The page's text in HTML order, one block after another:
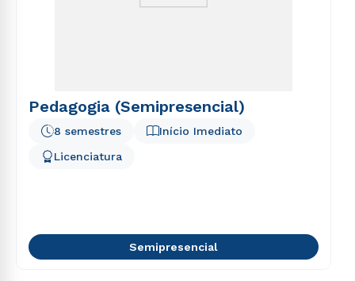
Pedagogia (Semipresencial)
Início Imediato
8 semestres
Licenciatura
Semipresencial